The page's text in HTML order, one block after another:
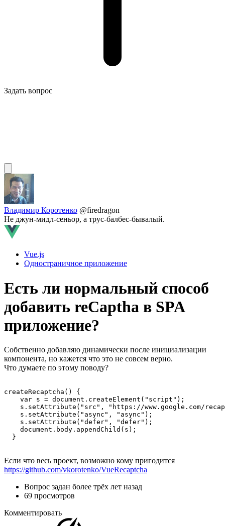
Задать вопрос
Владимир Коротенко @firedragon
Не джун-мидл-сеньор, а трус-балбес-бывалый.
Vue.js
Одностраничное приложение
Есть ли нормальный способ
добавить reCaptha в SPA
приложение?
Собственно добавляю динамически после инициализации
компонента, но кажется что это не совсем верно.
Что думаете по этому поводу?
createRecaptcha() {
    var s = document.createElement("script");
s.setAttribute("src", "https://www.google.com/
    s.setAttribute("async", "async");
    s.setAttribute("defer", "defer");
    document.body.appendChild(s);
  }
Если что весь проект, возможно кому пригодится
https://github.com/vkorotenko/VueRecaptcha
Вопрос задан более трёх лет назад
69 просмотров
Комментировать